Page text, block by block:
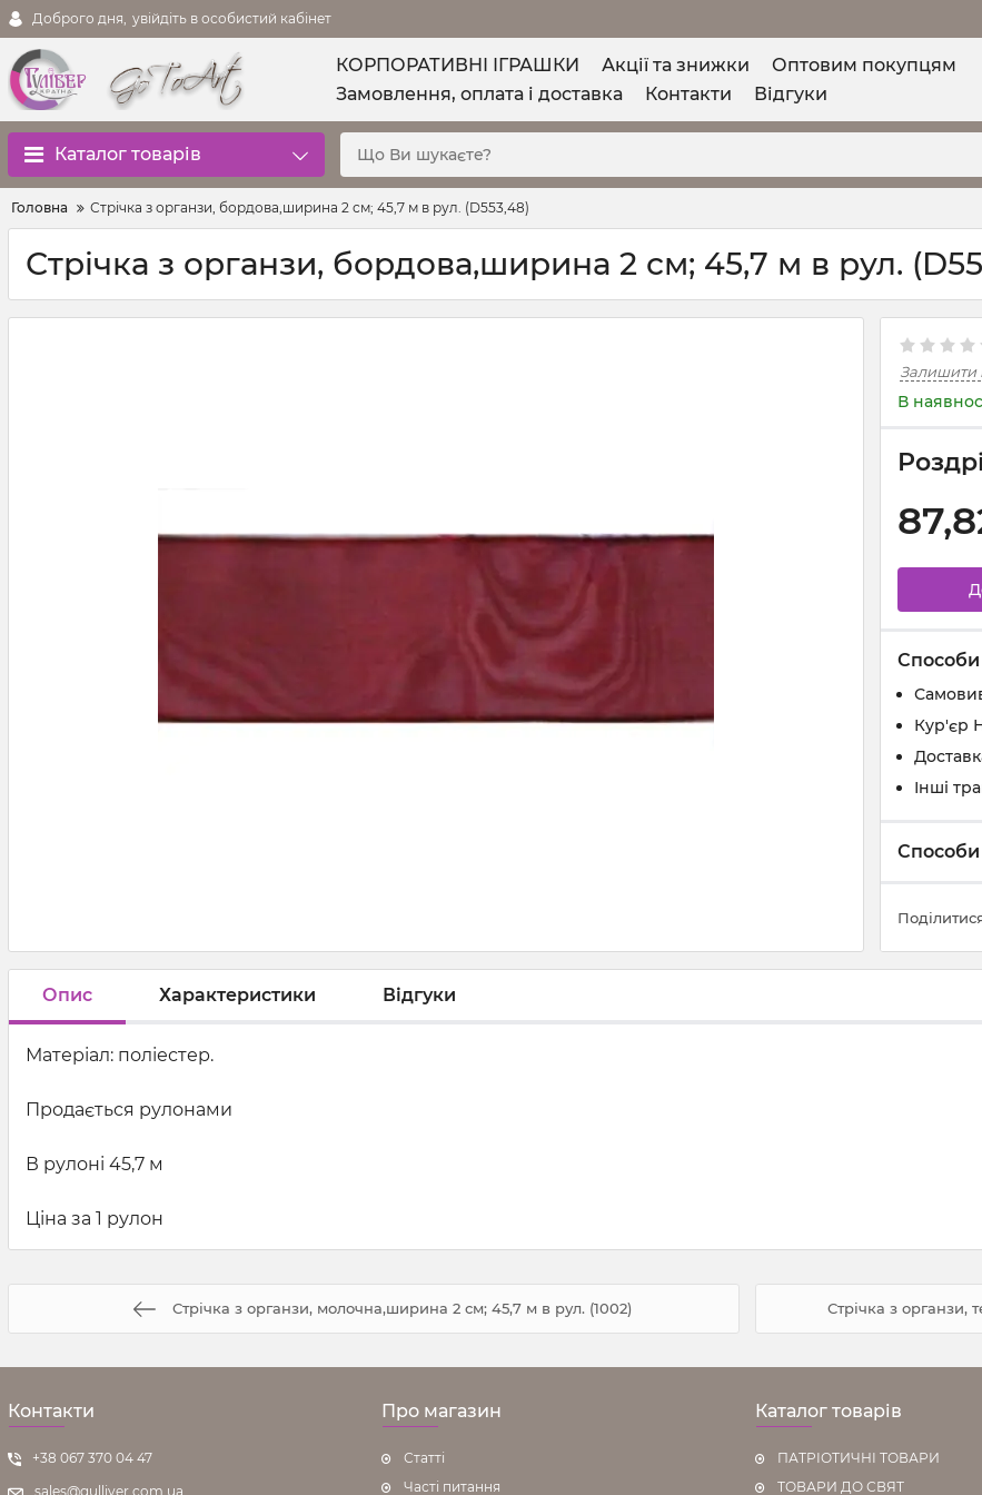
Доброго дня, увійдіть в особистий кабінет
КОРПОРАТИВНІ ІГРАШКИ Акції та знижки
Оптовим покупцям
Замовлення, оплата і доставка
Контакти Відгуки
Каталог товарів
Головна Стрічка з органзи, бордова,ширина 2 см; 45,7 м в рул. (D553,48)
Стрічка з органзи, бордова,ширина 2 см; 45,7 м в рул.
Залишити
В
Способи
Кур'єр
Інші
Способи
Опис Характеристики Відгуки
Матеріал: поліестер.
Продається рулонами
В рулоні 45,7 м
Ціна за 1 рулон
Стрічка з органзи, молочна,ширина 2 см; 45,7 м в рул. (1002) Стрічка з органзи,
Контакти
+38 067 370 04 47
sales@gulliver.com.ua
Про магазин
Статті
Часті питання
Каталог товарів
ПАТРІОТИЧНІ ТОВАРИ
ТОВАРИ ДО СВЯТ